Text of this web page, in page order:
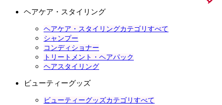
ヘアケア・スタイリング
ヘアケア・スタイリングカテゴリすべて
シャンプー
コンディショナー
トリートメント・ヘアパック
ヘアスタイリング
ビューティーグッズ
ビューティーグッズカテゴリすべて